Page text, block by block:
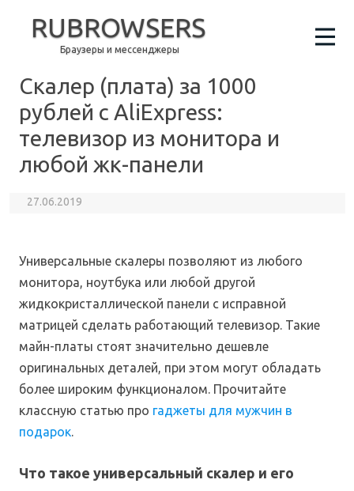
RUBROWSERS
Браузеры и мессенджеры
Скалер (плата) за 1000
рублей с AliExpress:
телевизор из монитора и
любой жк-панели
27.06.2019
Универсальные скалеры позволяют из любого
монитора, ноутбука или любой другой
жидкокристаллической панели с исправной
матрицей сделать работающий телевизор. Такие
майн-платы стоят значительно дешевле
оригинальных деталей, при этом могут обладать
более широким функционалом. Прочитайте
классную статью про гаджеты для мужчин в
подарок.
Что такое универсальный скалер и его